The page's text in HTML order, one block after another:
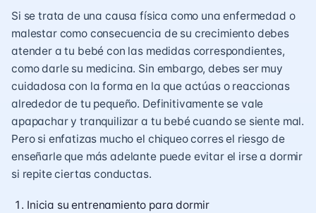
Si se trata de una causa física como una enfermedad o
malestar como consecuencia de su crecimiento debes
atender a tu bebé con las medidas correspondientes,
como darle su medicina. Sin embargo, debes ser muy
cuidadosa con la forma en la que actúas o reaccionas
alrededor de tu pequeño. Definitivamente se vale
apapachar y tranquilizar a tu bebé cuando se siente mal.
Pero si enfatizas mucho el chiqueo corres el riesgo de
enseñarle que más adelante puede evitar el irse a dormir
si repite ciertas conductas.
Inicia su entrenamiento para dormir